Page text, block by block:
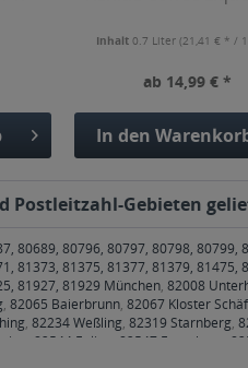
Inhalt0.7 Liter(21,41 € * /
ab 14,99 € *
In den
Postleitzahl-Gebieten
80689, 80796, 80797, 80798, 80799,
81373, 81375, 81377, 81379, 81475,
81927, 81929 München, 82008
, 82065 Baierbrunn, 82067 Kloster
, 82234 Weßling, 82319 Starnberg,
82544 Egling 82547 Eurasburg